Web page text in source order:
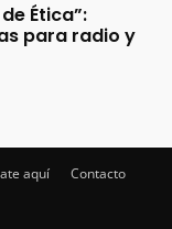
Ética”:
para radio y
aquí
Contacto